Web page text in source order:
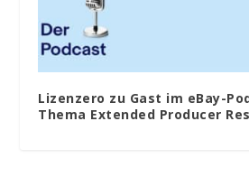
Lizenzero zu Gast im eBay-
Thema Extended Producer